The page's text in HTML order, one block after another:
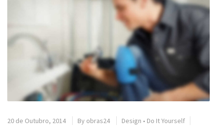
20 de Outubro, 2014 By obras24 Design • Do It Yourself